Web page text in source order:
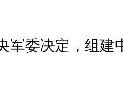
军委决定，组建